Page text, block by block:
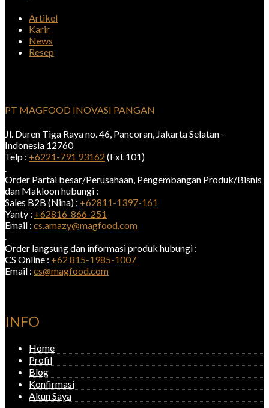
Artikel
Karir
News
Resep
PT MAGFOOD INOVASI PANGAN
Jl. Duren Tiga Raya no. 46, Pancoran, Jakarta Selatan -
Indonesia 12760
Telp : +6221-791 93162 (Ext 101)
.
Order Partai besar/Perusahaan, Pengembangan Produk/Bisnis
dan Makloon hubungi :
Sales B2B (Nina) : +62811-1397-161
Yanty : +62816-866-251
Email : cs.amazy@magfood.com
.
Order langsung dan informasi produk hubungi :
CS Online : +62 815-1985-1007
Email : cs@magfood.com
INFO
Home
Profil
Blog
Konfirmasi
Akun Saya